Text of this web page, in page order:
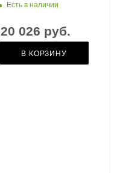
Есть в наличии
20 026 руб.
В КОРЗИНУ